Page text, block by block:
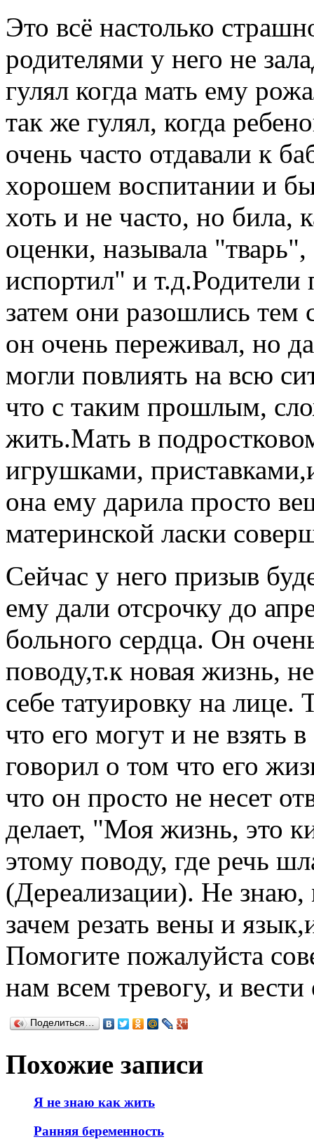
Это всё настолько
родителями у него не
гулял когда мать ему
так же гулял, когда
очень часто отдавали к
хорошем воспитании и
хоть и не часто, но била,
оценки, называла
испортил" и т.д.Родители
затем они разошлись тем
он очень переживал, но
могли повлиять на всю
что с таким прошлым,
жить.Мать в
игрушками,
она ему дарила просто
материнской ласки
Сейчас у него призыв
ему дали отсрочку до
больного сердца. Он
поводу,т.к новая жизнь,
себе татуировку на
что его могут и не взять
говорил о том что его
что он просто не несет
делает, "Моя жизнь, это
этому поводу, где речь
(Дереализации). Не
зачем резать вены и
Помогите пожалуйста
нам всем тревогу, и вести
Поделиться…
Похожие записи
Я не знаю как жить
Ранняя беременность